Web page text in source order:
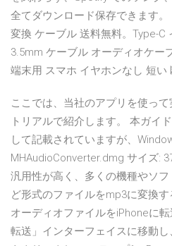
全てダウンロード保存できます。
変換 ケーブル 送料無料。Type-C
3.5mm ケーブル オーディオケー
端末用 スマホ イヤホンなし 短い
ここでは、当社のアプリを使っ
トリアルで紹介します。 本ガイ
して記載されていますが、
MHAudioConverter.dmg サイズ:
汎用性が高く、多くの機種やソ
ど形式のファイルをmp3に変換
オーディオファイルをiPhoneに
転送」インターフェイスに移動し